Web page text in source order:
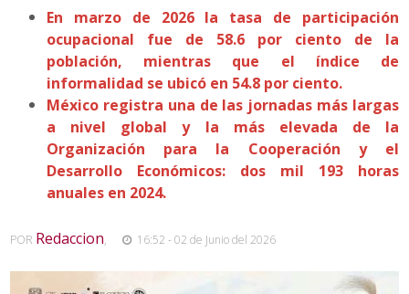
En marzo de 2026 la tasa de participación
ocupacional fue de 58.6 por ciento de la
población, mientras que el índice de
informalidad se ubicó en 54.8 por ciento.
México registra una de las jornadas más largas
a nivel global y la más elevada de la
Organización para la Cooperación y el
Desarrollo Económicos: dos mil 193 horas
anuales en 2024.
POR Redaccion, 16:52 - 02 de Junio del 2026